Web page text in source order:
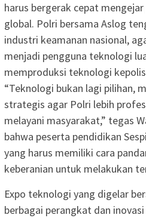
harus bergerak cepat
global. Polri bersama Aslog
industri keamanan nasional,
menjadi pengguna teknologi
memproduksi teknologi
“Teknologi bukan lagi pilihan,
strategis agar Polri lebih
melayani masyarakat,” tegas
bahwa peserta pendidikan
yang harus memiliki cara
keberanian untuk melakukan
Expo teknologi yang digelar
berbagai perangkat dan